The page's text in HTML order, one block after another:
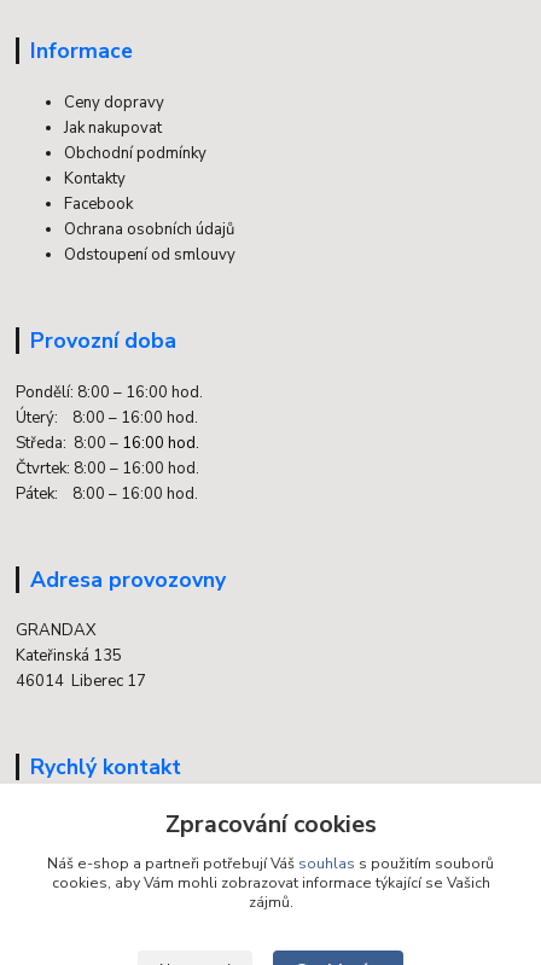
Informace
Ceny dopravy
Jak nakupovat
Obchodní podmínky
Kontakty
Facebook
Ochrana osobních údajů
Odstoupení od smlouvy
Provozní doba
Pondělí: 8:00 – 16:00 hod.
Úterý: 8:00 – 16:00 hod.
Středa: 8:00 – 16:00 hod.
Čtvrtek: 8:00 – 16:00 hod.
Pátek: 8:00 – 16:00 hod.
Adresa provozovny
GRANDAX
Kateřinská 135
46014 Liberec 17
Rychlý kontakt
info@grandax.cz
Zpracování cookies
Náš e-shop a partneři potřebují Váš souhlas s použitím souborů
cookies, aby Vám mohli zobrazovat informace týkající se Vašich
zájmů.